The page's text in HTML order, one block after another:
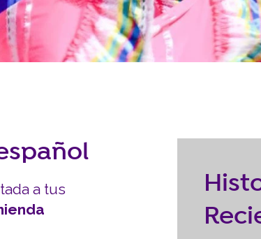
INVOLUCRARSE
Carreras y Pasantías
a tus